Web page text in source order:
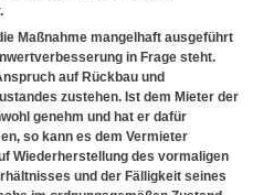
Maßnahme mangelhaft ausgeführt
in Frage steht.
auf Rückbau und
zustehen. Ist dem Mieter der
genehm und hat er dafür
so kann es dem Vermieter
Wiederherstellung des vormaligen
und der Fälligkeit seines